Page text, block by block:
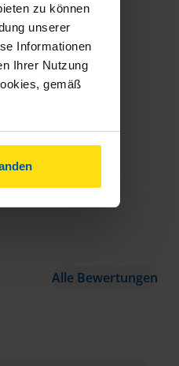
zu können
unserer
Informationen
Ihrer Nutzung
gemäß
Alle Bewertungen